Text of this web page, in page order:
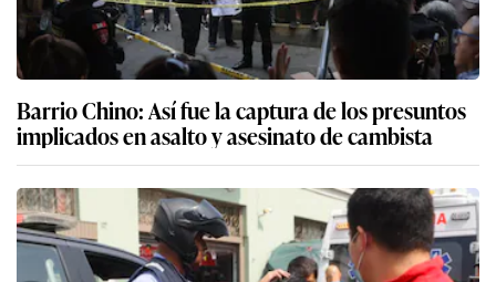
Barrio Chino: Así fue la captura de los presuntos
implicados en asalto y asesinato de cambista